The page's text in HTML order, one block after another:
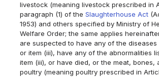
livestock (meaning livestock prescribed in
paragraph (1) of theSlaughterhouse Act
1953) and others specified by Ministry of
Welfare Order; the same applies
are suspected to have any of the diseases
or item (iii), have any of the abnormalities
item (iii), or have died, or the meat, bones,
poultry (meaning poultry prescribed in